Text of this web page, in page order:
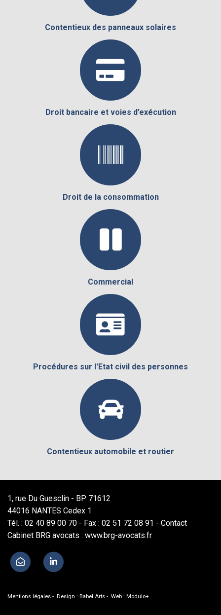
Contentieux des panneaux solaires
Droit bancaire et voies d’exécution
Droit de la consommation
Commercial
Procédures sur l'Etat civil des personnes
Contentieux automobile et routier
1, rue Du Guesclin - BP 71612
44016 NANTES Cedex 1
Tél. : 02 40 89 00 70 - Fax : 02 51 72 08 91 - Contact
Cabinet BRG avocats : www.brg-avocats.fr
Mentions légales - Design : Babel Arts - Web : Modulo+